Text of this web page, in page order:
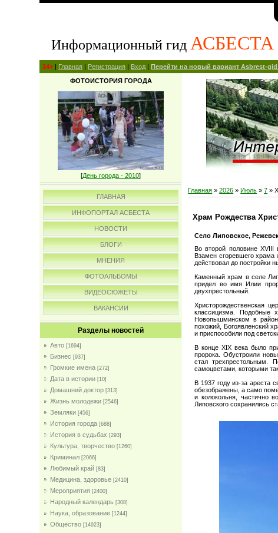
Информационный гид АСБЕСТА
14+ | Главная | Регистрация | Вход |Перейти на новый вариант Asbrest-
ФОТОИСТОРИЯ ГОРОДА
[День города - 2010]
ГЛАВНАЯ
ИНФОПОРТАЛ АСБЕСТА
НОВОСТИ
БЛОГИ
МНЕНИЯ
ФОТОАЛЬБОМЫ
ВИДЕОСЮЖЕТЫ
ВАКАНСИИ
Разделы новостей
Авто [1694]
Бизнес [937]
Громкие имена [272]
Дата в истории [10]
Домашний доктор [313]
Жизнь молодежи [2546]
Земляки [456]
История города [688]
История в судьбах [293]
Культура, творчество [1260]
Криминал [2066]
Любимый край [83]
Медицина, здоровье [2410]
Мероприятия [2400]
Народный календарь [308]
Наука, образование [1244]
Общество [14923]
Главная »2026 » Июль » 7 »
Храм Рождества
Село Липовское,
Во второй половине XVIII
Взамен сгоревшего
действовал до постройки
Каменный храм в селе
придел во имя Илии
двухпрестольный.
Христорождественская
классицизма.
Новопышминском в
похожий, Богоявленский
и приспособили под
В конце XIX века было
пророка. Обустроили
стал трехпрестольным.
самоцветами, которыми
В 1937 году из-за ареста
обезображены, а само
и колокольня, частично
Липовского сохранились